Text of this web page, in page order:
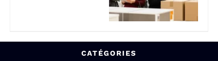
CATÉGORIES